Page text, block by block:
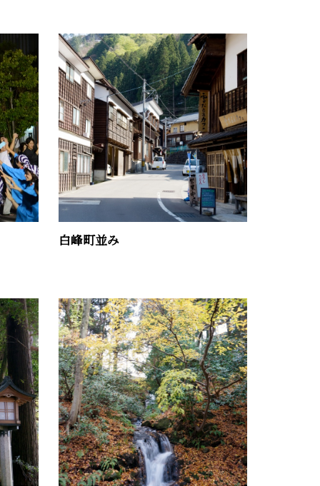
白峰町並み